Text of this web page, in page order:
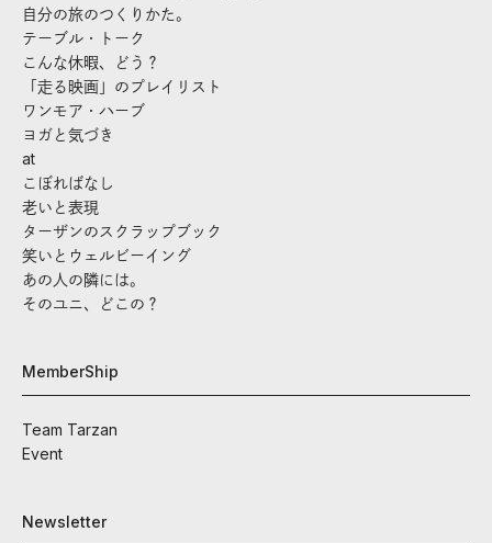
自分の旅のつくりかた。
テーブル・トーク
こんな休暇、どう？
「走る映画」のプレイリスト
ワンモア・ハーブ
ヨガと気づき
at
こぼればなし
老いと表現
ターザンのスクラップブック
笑いとウェルビーイング
あの人の隣には。
そのユニ、どこの？
MemberShip
Team Tarzan
Event
Newsletter